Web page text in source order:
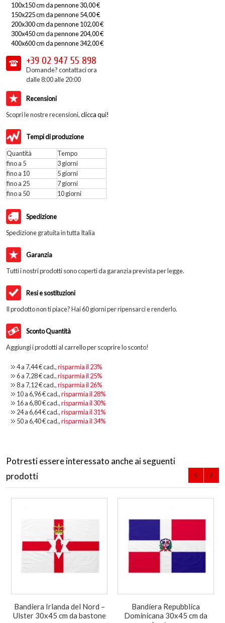
100x150 cm da pennone 30,00 €
150x225 cm da pennone 54,00 €
200x300 cm da pennone 102,00 €
300x450 cm da pennone 204,00 €
400x600 cm da pennone 342,00 €
+39 02 947 55 898
Domande? contattaci ora
dalle 8:00 alle 20:00
Recensioni
Scopri le nostre recensioni,clicca qui!
Tempi di produzione
Quantità
Tempo
fino a 5
3 giorni
fino a 10
5 giorni
fino a 25
7 giorni
fino a 50
10 giorni
Spedizione
Spedizione gratuita in tutta Italia
Garanzia
Tutti i nostri prodotti sono coperti da garanzia prevista per legge.
Resi e sostituzioni
Il prodotto non ti piace? Hai 60 giorni per ripensarci e renderlo.
Sconto Quantità
Aggiungi i prodotti al carrello per scoprire lo sconto!
4 a 7,44 €cad.,risparmia il 23%
6 a 7,28 €cad.,risparmia il 25%
8 a 7,12 €cad.,risparmia il 26%
10 a6,96 €cad.,risparmia il 28%
16 a6,80 €cad.,risparmia il 30%
24 a6,64 €cad.,risparmia il 31%
50 a6,40 €cad.,risparmia il 34%
Potresti essere interessato anche ai seguenti
prodotti
Bandiera Irlanda del Nord –
Ulster 30x45 cm da bastone
Bandiera Repubblica
Dominicana 30x45 cm da